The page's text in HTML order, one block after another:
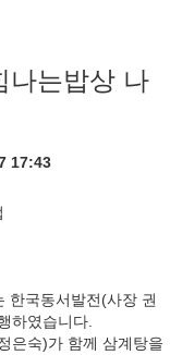
나는밥상 나
17:43
한국동서발전(사장 권
하였습니다.
숙)가 함께 삼계탕을